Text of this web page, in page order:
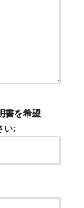
書を希望
い: